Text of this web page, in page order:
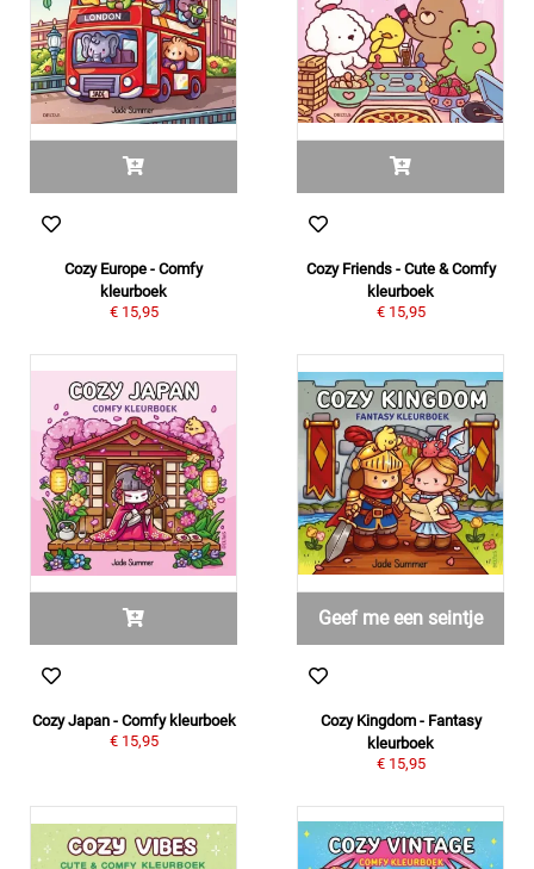
Cozy Europe - Comfy
kleurboek
€ 15,95
Cozy Friends - Cute & Comfy
kleurboek
€ 15,95
Cozy Japan - Comfy kleurboek
€ 15,95
Geef me een seintje
Cozy Kingdom - Fantasy
kleurboek
€ 15,95